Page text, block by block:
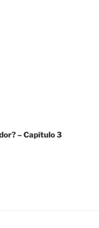
– Capítulo 3